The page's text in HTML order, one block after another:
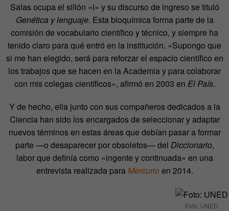
Salas ocupa el sillón «i» y su discurso de ingreso se tituló
Genética y lenguaje. Esta bioquímica forma parte de la
comisión de vocabulario científico y técnico, y siempre ha
tenido claro para qué entró en la institución. «Supongo que
si me han elegido, será para reforzar el espacio científico en
los trabajos que se hacen en la Academia y para colaborar
con mis colegas científicos», afirmó en 2003 en El País.
Y de hecho, ella junto con sus compañeros dedicados a la
Ciencia han sido los encargados de seleccionar y adaptar
nuevos términos en estas áreas que debían pasar a formar
parte —o desaparecer por obsoletos— del Diccionario,
labor que definía como «ingente y continuada» en una
entrevista realizada paraMercurioen 2014.
Foto: UNED